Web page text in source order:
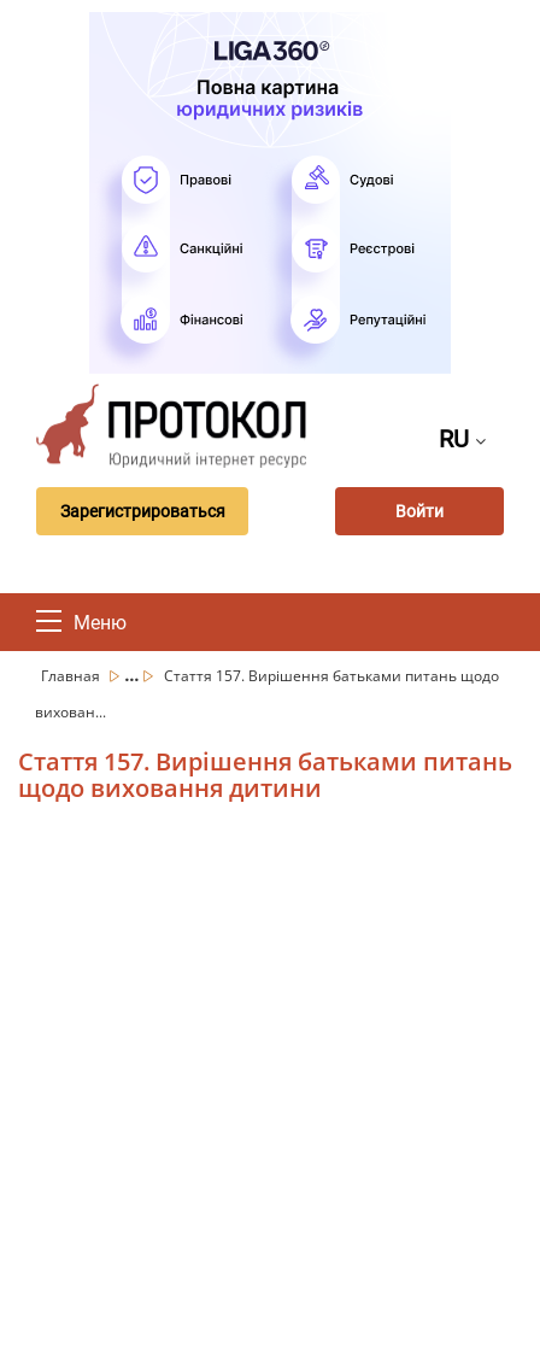
RU
Зарегистрироваться Войти
Меню
Главная ...
Стаття 157. Вирішення батьками питань щодо
вихован...
Стаття 157. Вирішення батьками питань
щодо виховання дитини